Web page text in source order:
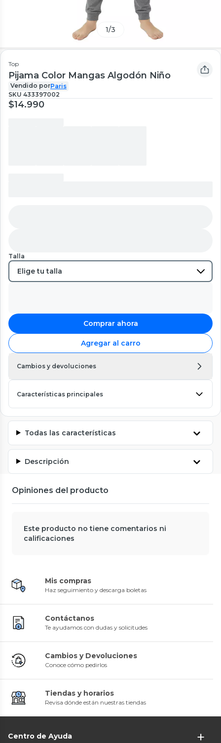
1/3
Top
Pijama Color Mangas Algodón Niño
Vendido porParis
SKU 433397002
$14.990
Talla
Comprar ahora
Agregar al carro
Cambios y devoluciones
Características principales
Todas las características
Descripción
Opiniones del producto
Este producto no tiene comentarios ni
calificaciones
Mis compras
Haz seguimiento y descarga boletas
Contáctanos
Te ayudamos con dudas y solicitudes
Cambios y Devoluciones
Conoce cómo pedirlos
Tiendas y horarios
Revisa dónde están nuestras tiendas
Centro de Ayuda